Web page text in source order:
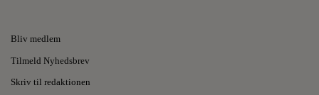
Bliv medlem
Tilmeld Nyhedsbrev
Skriv til redaktionen